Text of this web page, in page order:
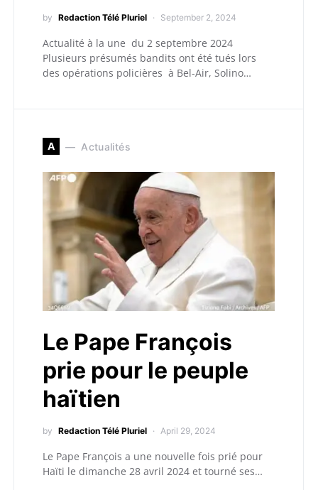
by Redaction Télé Pluriel September 2, 2024
Actualité à la une du 2 septembre 2024
Plusieurs présumés bandits ont été tués lors
des opérations policières à Bel-Air, Solino…
A Actualités
Le Pape François
prie pour le peuple
haïtien
by Redaction Télé Pluriel April 29, 2024
Le Pape François a une nouvelle fois prié pour
Haïti le dimanche 28 avril 2024 et tourné ses…